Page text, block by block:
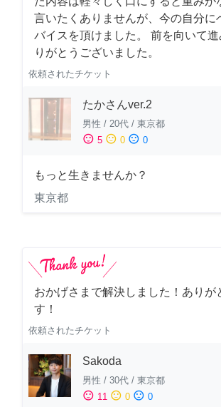
言いたくありませんが、今の自分に
バイスを頂けました。 前を向いて
りがとうございました。
依頼されたチケット
たかさんver.2
男性 / 20代 / 東京都
sentiment_satisfied 5 sentiment_neutral 0 sentiment_dissatisfied 0
もっと生きませんか？
東京都
おかげさまで解決しました！ありが
す！
依頼されたチケット
Sakoda
男性 / 30代 / 東京都
sentiment_satisfied 11 sentiment_neutral 0 sentiment_dissatisfied 0